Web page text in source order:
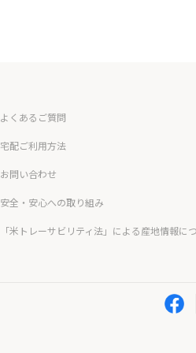
よくあるご質問
宅配ご利用方法
お問い合わせ
安全・安心への取り組み
「米トレーサビリティ法」による産地情報に